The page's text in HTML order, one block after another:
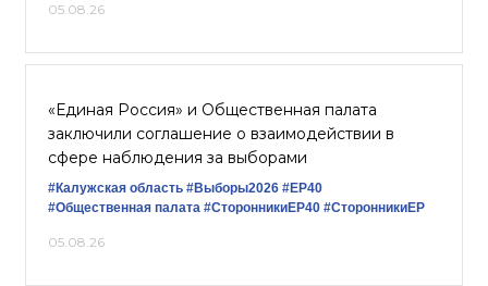
05.08.26
«Единая Россия» и Общественная палата
заключили соглашение о взаимодействии в
сфере наблюдения за выборами
#Калужская область #Выборы2026 #ЕР40
#Общественная палата #СторонникиЕР40 #СторонникиЕР
05.08.26